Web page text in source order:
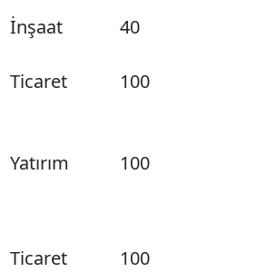
İnşaat
40
Ticaret
100
Yatırım 100
Ticaret 100